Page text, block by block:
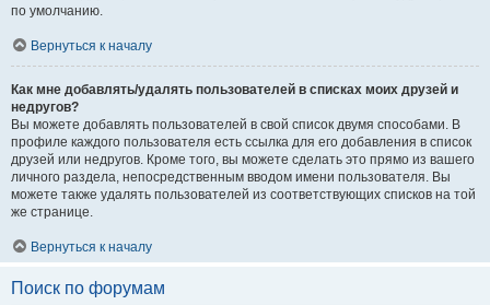
по умолчанию.
Вернуться к началу
Как мне добавлять/удалять пользователей в списках моих друзей и
недругов?
Вы можете добавлять пользователей в свой список двумя способами. В
профиле каждого пользователя есть ссылка для его добавления в список
друзей или недругов. Кроме того, вы можете сделать это прямо из вашего
личного раздела, непосредственным вводом имени пользователя. Вы
можете также удалять пользователей из соответствующих списков на той
же странице.
Вернуться к началу
Поиск по форумам